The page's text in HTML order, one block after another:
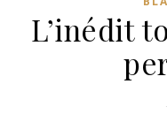
L’inédit